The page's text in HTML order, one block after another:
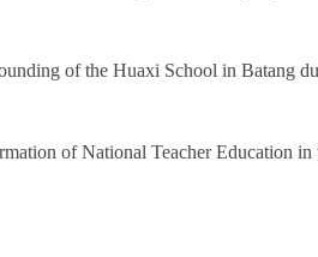
of the Huaxi School in Batang
of National Teacher Education